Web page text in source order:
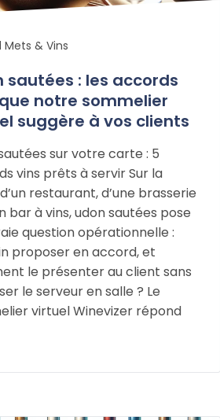
& Vins
sautées : les accords
notre sommelier
suggère à vos clients
sur votre carte : 5
vins prêts à servir Sur la
restaurant, d’une brasserie
bar à vins, udon sautées pose
question opérationnelle :
proposer en accord, et
le présenter au client sans
le serveur en salle ? Le
virtuel Winevizer répond